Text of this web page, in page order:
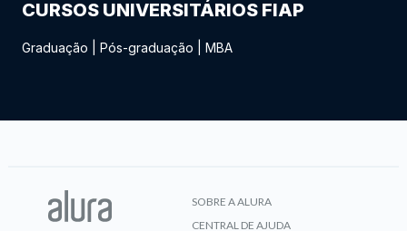
CURSOS UNIVERSITÁRIOS FIAP
Graduação Pós-graduação MBA
SOBRE A ALURA
CENTRAL DE AJUDA